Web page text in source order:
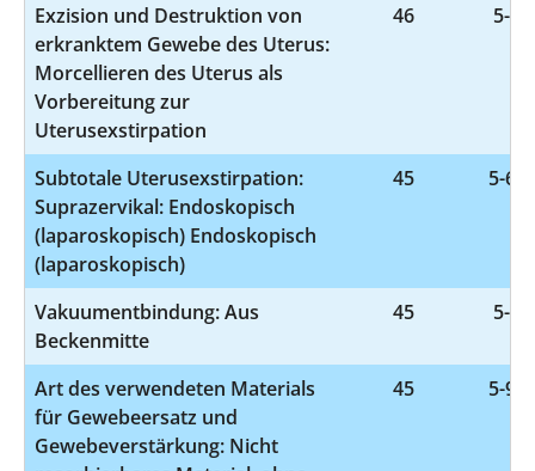
Exzision und Destruktion von
erkranktem Gewebe des Uterus:
Morcellieren des Uterus als
Vorbereitung zur
Uterusexstirpation
46 5-
Subtotale Uterusexstirpation:
Suprazervikal: Endoskopisch
(laparoskopisch) Endoskopisch
(laparoskopisch)
45 5-
Vakuumentbindung: Aus
Beckenmitte
45 5-
Art des verwendeten Materials
für Gewebeersatz und
Gewebeverstärkung: Nicht
45 5-